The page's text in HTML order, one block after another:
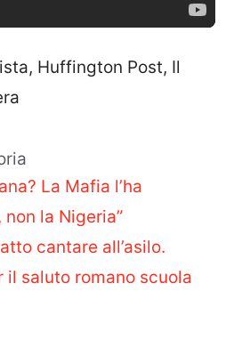
Huffington Post, Il
La Mafia l’ha
la Nigeria”
cantare all’asilo.
il saluto romano scuola